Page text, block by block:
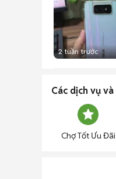
2 tuần trước
Các dịch vụ
Chợ Tốt Ưu Đãi